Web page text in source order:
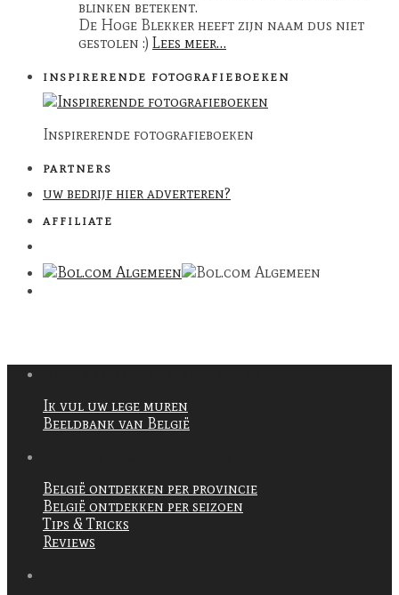
blinken betekent.
De Hoge Blekker heeft zijn naam dus niet
gestolen :) Lees meer…
INSPIRERENDE FOTOGRAFIEBOEKEN
Inspirerende fotografieboeken
PARTNERS
uw bedrijf hier adverteren?
AFFILIATE
Ik vul uw lege muren
Beeldbank van België
België ontdekken per provincie
België ontdekken per seizoen
Tips & Tricks
Reviews